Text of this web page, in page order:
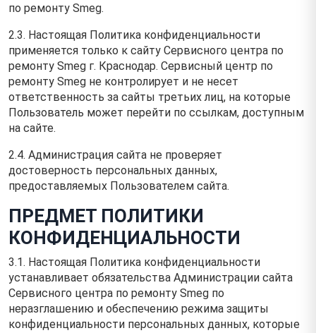
по ремонту Smeg.
2.3. Настоящая Политика конфиденциальности
применяется только к сайту Сервисного центра по
ремонту Smeg г. Краснодар. Сервисный центр по
ремонту Smeg не контролирует и не несет
ответственность за сайты третьих лиц, на которые
Пользователь может перейти по ссылкам, доступным
на сайте.
2.4. Администрация сайта не проверяет
достоверность персональных данных,
предоставляемых Пользователем сайта.
ПРЕДМЕТ ПОЛИТИКИ
КОНФИДЕНЦИАЛЬНОСТИ
3.1. Настоящая Политика конфиденциальности
устанавливает обязательства Администрации сайта
Сервисного центра по ремонту Smeg по
неразглашению и обеспечению режима защиты
конфиденциальности персональных данных, которые